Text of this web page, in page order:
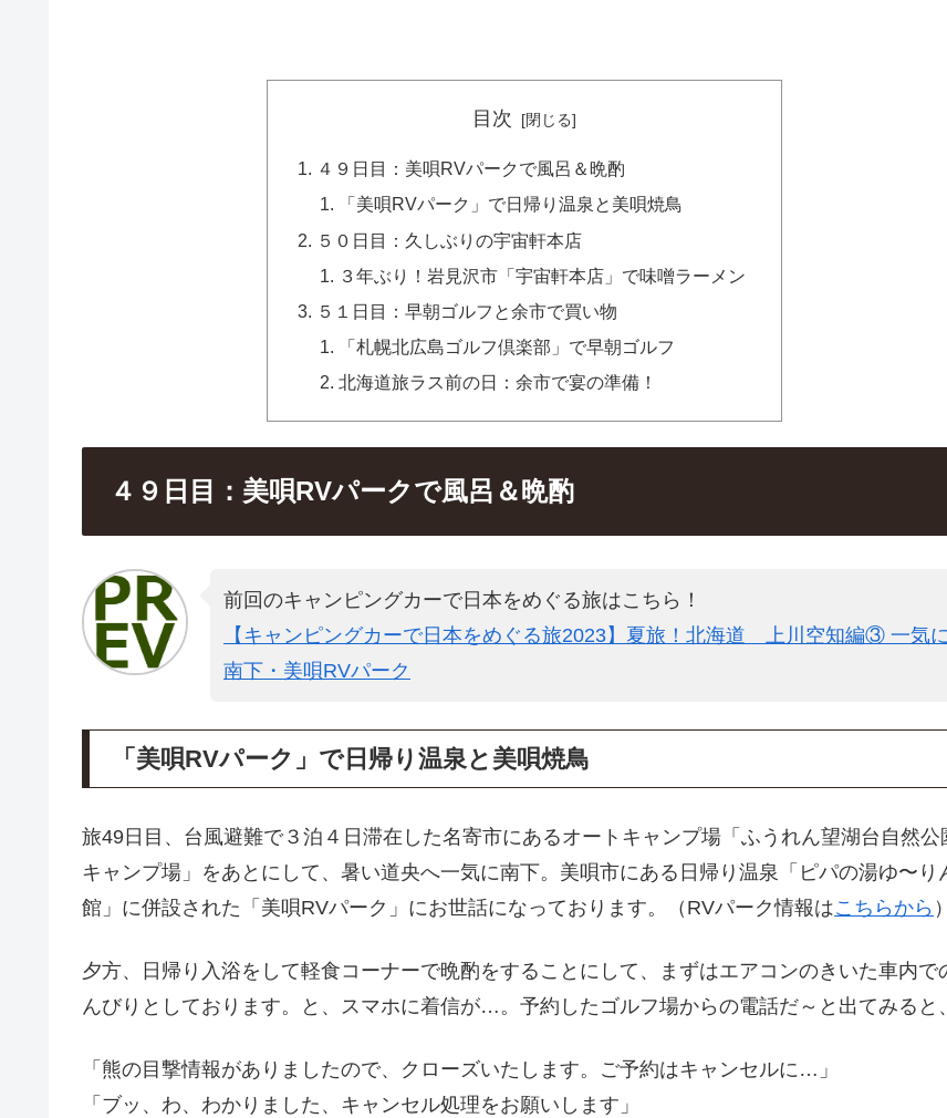
目次
４９日目：美唄RVパークで風呂＆晩酌
「美唄RVパーク」で日帰り温泉と美唄焼鳥
５０日目：久しぶりの宇宙軒本店
３年ぶり！岩見沢市「宇宙軒本店」で味噌ラーメン
５１日目：早朝ゴルフと余市で買い物
「札幌北広島ゴルフ倶楽部」で早朝ゴルフ
北海道旅ラス前の日：余市で宴の準備！
４９日目：美唄RVパークで風呂＆晩酌
前回のキャンピングカーで日本をめぐる旅はこちら！
【キャンピングカーで日本をめぐる旅2023】夏旅！北海道 上川空知編③ 一気
南下・美唄RVパーク
「美唄RVパーク」で日帰り温泉と美唄焼鳥
旅49日目、台風避難で３泊４日滞在した名寄市にあるオートキャンプ場「ふうれん望湖台自然公
キャンプ場」をあとにして、暑い道央へ一気に南下。美唄市にある日帰り温泉「ピパの湯ゆ〜り
館」に併設された「美唄RVパーク」にお世話になっております。（RVパーク情報はこちらから ）
夕方、日帰り入浴をして軽食コーナーで晩酌をすることにして、まずはエアコンのきいた車内で
んびりとしております。と、スマホに着信が…。予約したゴルフ場からの電話だ～と出てみると、
「熊の目撃情報がありましたので、クローズいたします。ご予約はキャンセルに…」
「ブッ、わ、わかりました、キャンセル処理をお願いします」